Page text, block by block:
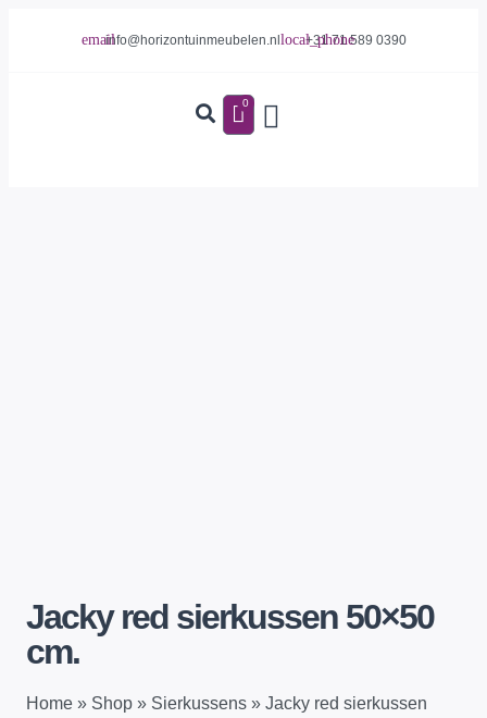
info@horizontuinmeubelen.nl +31 71 589 0390
0
Jacky red sierkussen 50×50
cm.
Home » Shop » Sierkussens » Jacky red sierkussen